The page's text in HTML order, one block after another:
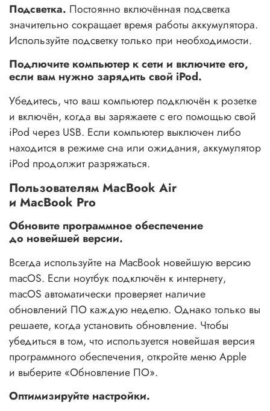
Подсветка. Постоянно включённая подсветка
значительно сокращает время работы аккумулятора.
Используйте подсветку только при необходимости.
Подлючите компьютер к сети и включите его,
если вам нужно зарядить свой iPod.
Убедитесь, что ваш компьютер подключён к розетке
и включён, когда вы заряжаете с его помощью свой
iPod через USB. Если компьютер выключен либо
находится в режиме сна или ожидания, аккумулятор
iPod продолжит разряжаться.
Пользователям MacBook Air
и MacBook Pro
Обновите программное обеспечение
до новейшей версии.
Всегда используйте на MacBook новейшую версию
macOS. Если ноутбук подключён к интернету,
macOS автоматически проверяет наличие
обновлений ПО каждую неделю. Однако только вы
решаете, когда установить обновление. Чтобы
убедиться в том, что используется новейшая версия
программного обеспечения, откройте меню Apple
и выберите «Обновление ПО».
Оптимизируйте настройки.